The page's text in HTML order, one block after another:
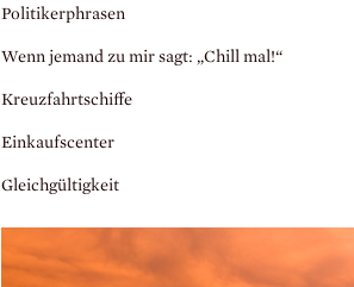
Politikerphrasen
Wenn jemand zu mir sagt: „Chill mal!“
Kreuzfahrtschiffe
Einkaufscenter
Gleichgültigkeit